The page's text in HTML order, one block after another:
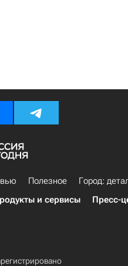
Полезное
Город:
и сервисы Пресс-